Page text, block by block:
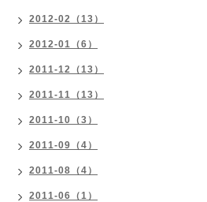
2012-02（13）
2012-01（6）
2011-12（13）
2011-11（13）
2011-10（3）
2011-09（4）
2011-08（4）
2011-06（1）